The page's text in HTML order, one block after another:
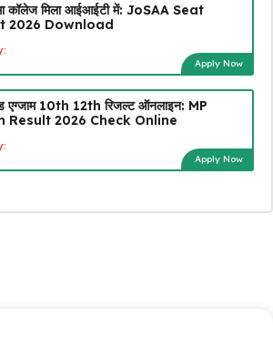
कॉलेज मिला आईआईटी में: JoSAA Seat
2026 Download
Apply Now
एग्जाम 10th 12th रिजल्ट ऑनलाइन: MP
Result 2026 Check Online
Apply Now